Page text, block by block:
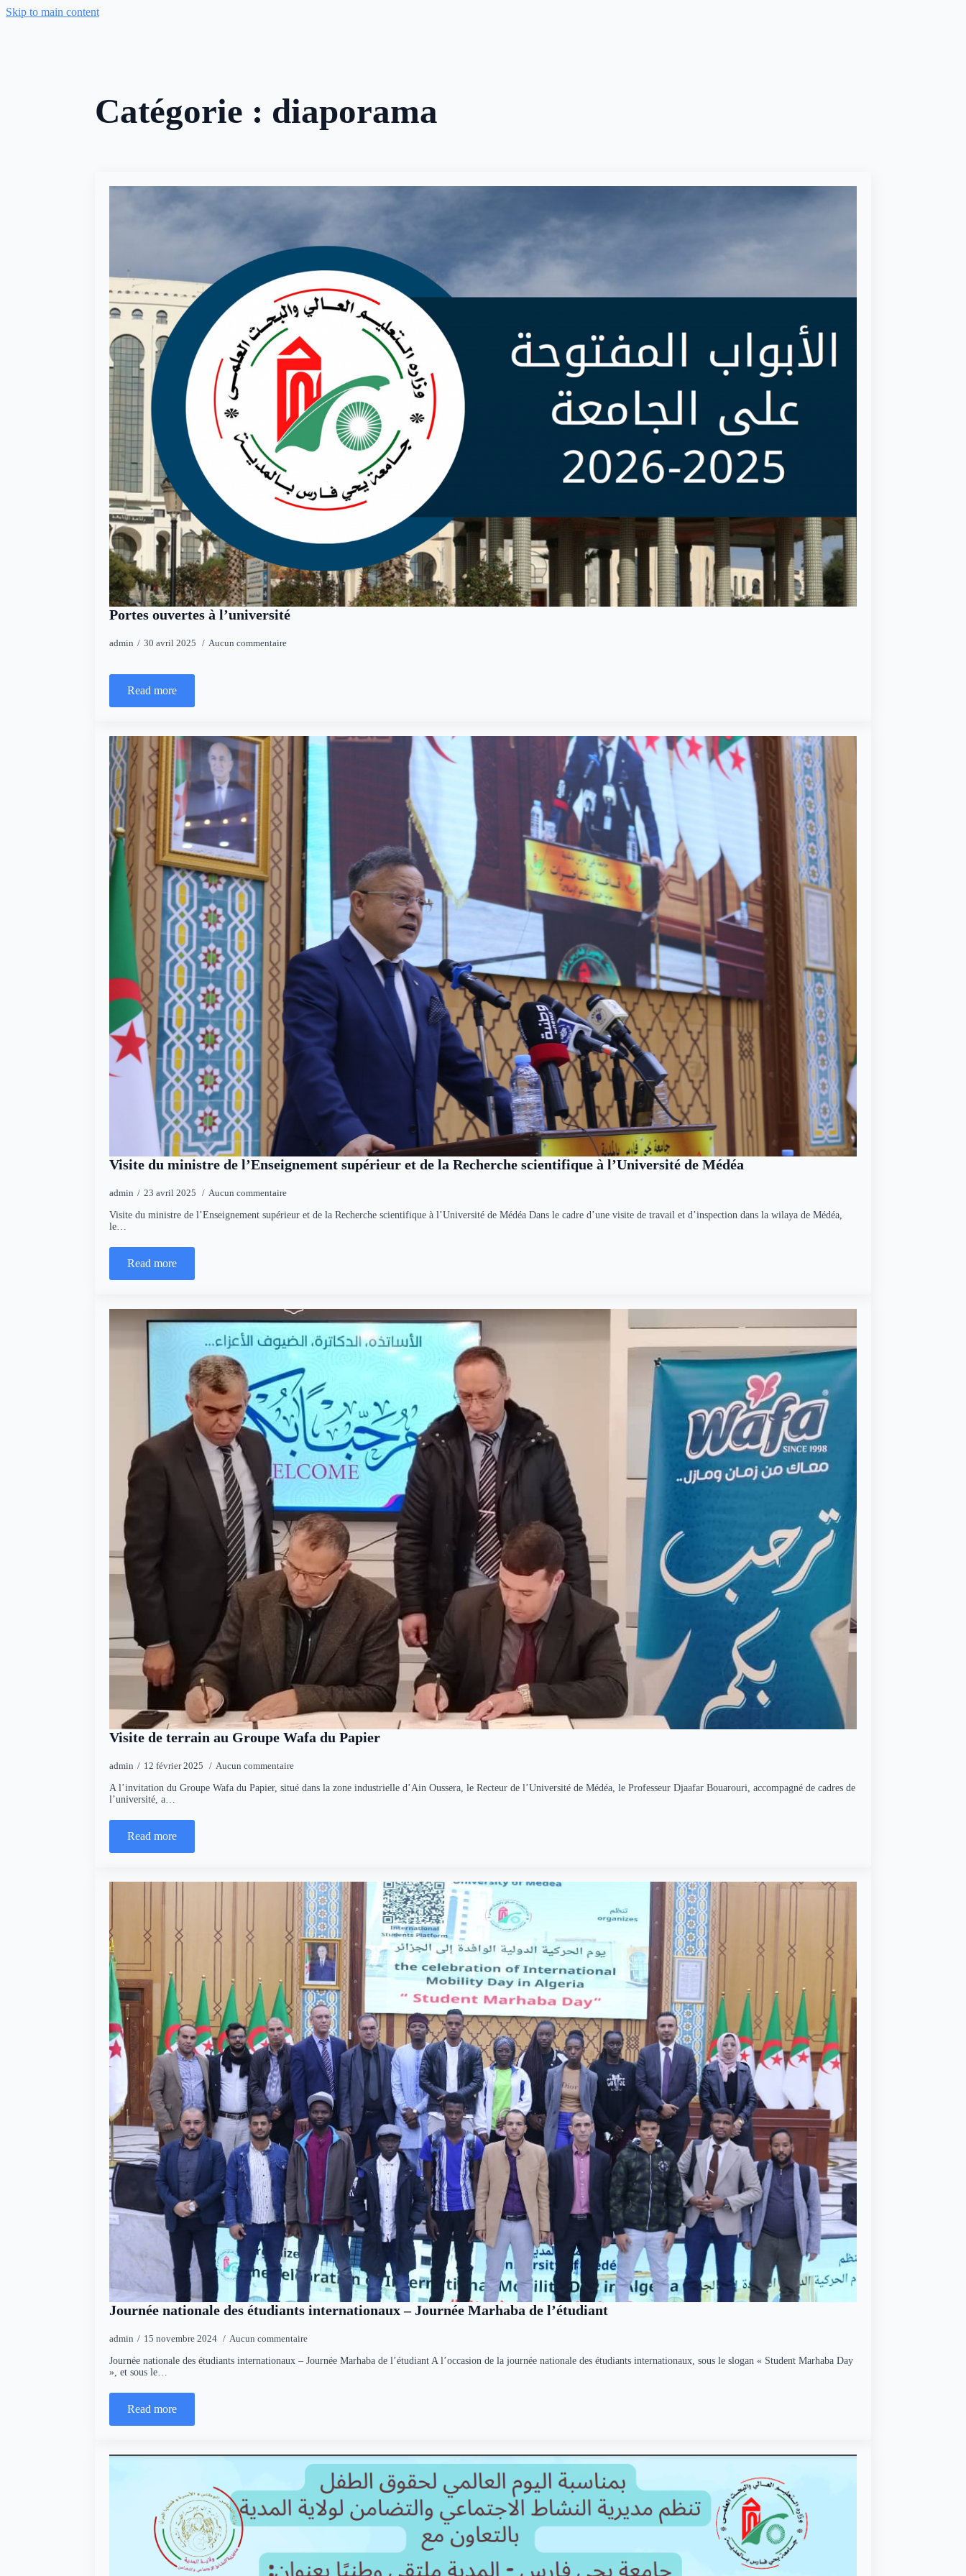
Skip to main content
Catégorie : diaporama
Portes ouvertes à l’université
admin 30 avril 2025 Aucun commentaire
Read more
Visite du ministre de l’Enseignement supérieur et de la Recherche scientifique à l’Université de Médéa
admin 23 avril 2025 Aucun commentaire
Visite du ministre de l’Enseignement supérieur et de la Recherche scientifique à l’Université de Médéa Dans le cadre d’une visite de travail et d’inspection dans la wilaya de Médéa,
le…
Read more
Visite de terrain au Groupe Wafa du Papier
admin 12 février 2025 Aucun commentaire
A l’invitation du Groupe Wafa du Papier, situé dans la zone industrielle d’Ain Oussera, le Recteur de l’Université de Médéa, le Professeur Djaafar Bouarouri, accompagné de cadres de
l’université, a…
Read more
Journée nationale des étudiants internationaux – Journée Marhaba de l’étudiant
admin 15 novembre 2024 Aucun commentaire
Journée nationale des étudiants internationaux – Journée Marhaba de l’étudiant A l’occasion de la journée nationale des étudiants internationaux, sous le slogan « Student Marhaba Day
», et sous le…
Read more